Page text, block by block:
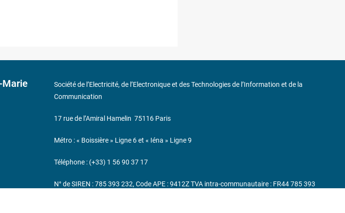
Marie
Société de l’Electricité, de l’Electronique et des Technologies de l’Information et de la
Communication
17 rue de l’Amiral Hamelin 75116 Paris
Métro : « Boissière » Ligne 6 et « Iéna » Ligne 9
Téléphone : (+33) 1 56 90 37 17
N° de SIREN : 785 393 232, Code APE : 9412Z TVA intra-communautaire : FR44 785 393